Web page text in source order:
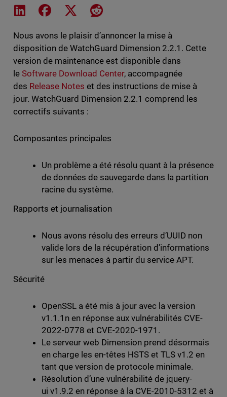
Share on LinkedIn
Share on Facebook
Share on XShare on Reddit
Nous avons le plaisir d’annoncer la mise à
disposition de WatchGuard Dimension 2.2.1. Cette
version de maintenance est disponible dans
le Software Download Center, accompagnée
des Release Notes et des instructions de mise à
jour. WatchGuard Dimension 2.2.1 comprend les
correctifs suivants :
Composantes principales
Un problème a été résolu quant à la présence
de données de sauvegarde dans la partition
racine du système.
Rapports et journalisation
Nous avons résolu des erreurs d’UUID non
valide lors de la récupération d’informations
sur les menaces à partir du service APT.
Sécurité
OpenSSL a été mis à jour avec la version
v1.1.1n en réponse aux vulnérabilités CVE-
2022-0778 et CVE-2020-1971.
Le serveur web Dimension prend désormais
en charge les en-têtes HSTS et TLS v1.2 en
tant que version de protocole minimale.
Résolution d’une vulnérabilité de jquery-
ui v1.9.2 en réponse à la CVE-2010-5312 et à